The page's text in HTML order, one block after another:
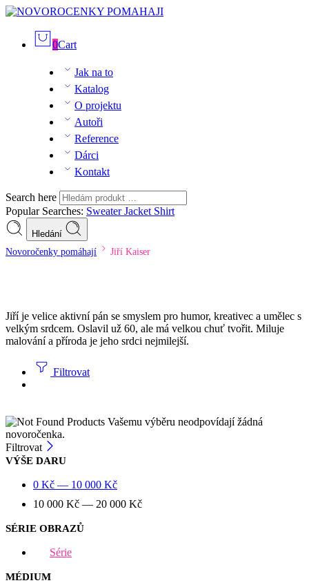
0Cart
Jak na to
Katalog
O projektu
Autoři
Reference
Dárci
Kontakt
Search here
Popular Searches: SweaterJacket Shirt
Hledání
Novoročenky pomáhají Jiří Kaiser
Jiří je velice aktivní pán se smyslem pro humor, kreativec a umělec s
velkým srdcem. Oslavil už 60, ale má velkou chuť tvořit. Miluje
malování a příroda je jeho srdci nejmilejší.
Filtrovat
Vašemu výběru neodpovídají žádná
novoročenka.
Filtrovat
VÝŠE DARU
0 Kč — 10 000 Kč
10 000 Kč — 20 000 Kč
SÉRIE OBRAZŮ
Série
MÉDIUM